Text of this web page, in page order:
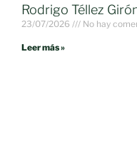
Rodrigo Téllez
23/07/2026 No hay
Leer más »